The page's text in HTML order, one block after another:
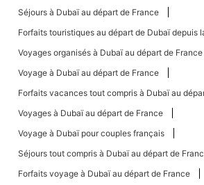
Séjours à Dubaï au départ de France
Forfaits touristiques au départ de Dubaï depuis
Voyages organisés à Dubaï au départ de France
Voyage à Dubaï au départ de France
Forfaits vacances tout compris à Dubaï au
Voyages à Dubaï au départ de France
Voyage à Dubaï pour couples français
Séjours tout compris à Dubaï au départ de
Forfaits voyage à Dubaï au départ de France